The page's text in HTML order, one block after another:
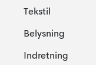
Tekstil
Belysning
Indretning